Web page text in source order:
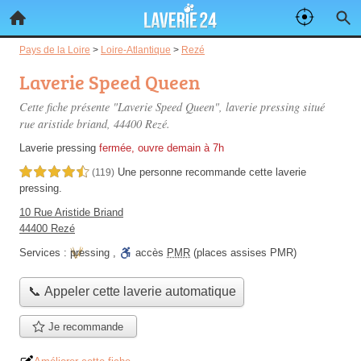
Pays de la Loire > Loire-Atlantique > Rezé
Laverie Speed Queen
Cette fiche présente "Laverie Speed Queen", laverie pressing situé
rue aristide briand, 44400 Rezé.
Laverie pressing fermée, ouvre demain à 7h
4,5 étoiles sur 5 (119) Une personne recommande cette laverie
pressing.
10 Rue Aristide Briand
44400 Rezé
Services : pressing , accès PMR (places assises PMR)
📞 Appeler cette laverie automatique
Je recommande